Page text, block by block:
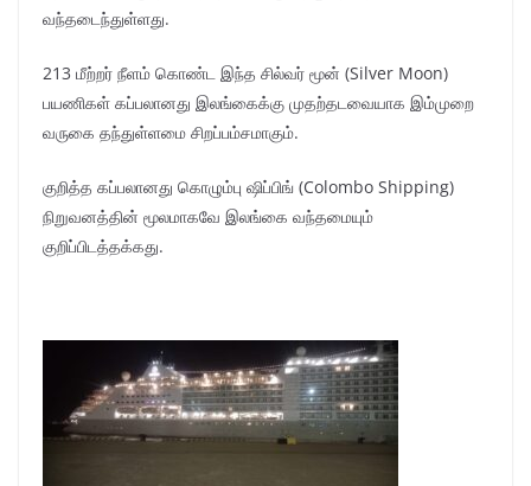
வந்தடைந்துள்ளது.
213 மீற்றர் நீளம் கொண்ட இந்த சில்வர் மூன் (Silver Moon)
பயணிகள் கப்பலானது இலங்கைக்கு முதற்தடவையாக இம்முறை
வருகை தந்துள்ளமை சிறப்பம்சமாகும்.
குறித்த கப்பலானது கொழும்பு ஷிப்பிங் (Colombo Shipping)
நிறுவனத்தின் மூலமாகவே இலங்கை வந்தமையும்
குறிப்பிடத்தக்கது.